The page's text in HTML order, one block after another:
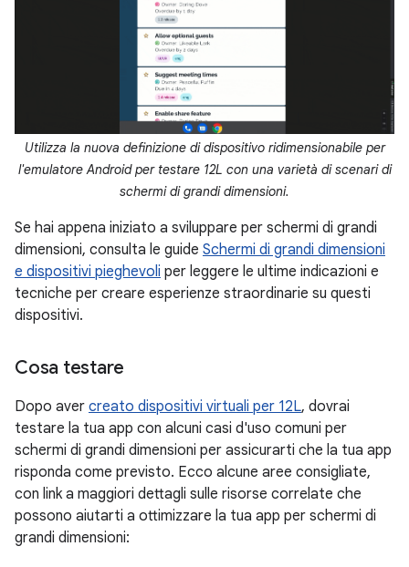
Utilizza la nuova definizione di dispositivo ridimensionabile per
l'emulatore Android per testare 12L con una varietà di scenari di
schermi di grandi dimensioni.
Se hai appena iniziato a sviluppare per schermi di grandi
dimensioni, consulta le guide Schermi di grandi dimensioni
e dispositivi pieghevoli per leggere le ultime indicazioni e
tecniche per creare esperienze straordinarie su questi
dispositivi.
Cosa testare
Dopo aver creato dispositivi virtuali per 12L, dovrai
testare la tua app con alcuni casi d'uso comuni per
schermi di grandi dimensioni per assicurarti che la tua app
risponda come previsto. Ecco alcune aree consigliate,
con link a maggiori dettagli sulle risorse correlate che
possono aiutarti a ottimizzare la tua app per schermi di
grandi dimensioni: